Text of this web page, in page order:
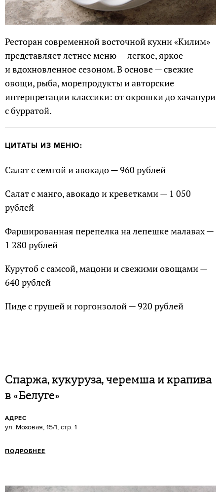
Ресторан современной восточной кухни «Килим»
представляет летнее меню — легкое, яркое
и вдохновленное сезоном. В основе — свежие
овощи, рыба, морепродукты и авторские
интерпретации классики: от окрошки до хачапури
с бурратой.
ЦИТАТЫ ИЗ МЕНЮ:
Салат с семгой и авокадо — 960 рублей
Салат с манго, авокадо и креветками — 1 050
рублей
Фаршированная перепелка на лепешке малавах —
1 280 рублей
Курутоб с самсой, мацони и свежими овощами —
640 рублей
Пиде с грушей и горгонзолой — 920 рублей
Спаржа, кукуруза, черемша и крапива
в «Белуге»
АДРЕС
ул. Моховая, 15/1, стр. 1
ПОДРОБНЕЕ